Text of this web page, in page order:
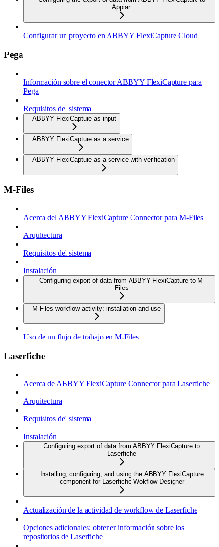
Appian
Configurar un proyecto en ABBYY FlexiCapture Cloud
Pega
Información sobre el conector ABBYY FlexiCapture para
Pega
Requisitos del sistema
ABBYY FlexiCapture as input
ABBYY FlexiCapture as a service
ABBYY FlexiCapture as a service with verification
M-Files
Acerca del ABBYY FlexiCapture Connector para M-Files
Arquitectura
Requisitos del sistema
Instalación
Configuring export of data from ABBYY FlexiCapture to M-
Files
M-Files workflow activity: installation and use
Uso de un flujo de trabajo en M-Files
Laserfiche
Acerca de ABBYY FlexiCapture Connector para Laserfiche
Arquitectura
Requisitos del sistema
Instalación
Configuring export of data from ABBYY FlexiCapture to
Laserfiche
Installing, configuring, and using the ABBYY FlexiCapture
component for Laserfiche Wokflow Designer
Actualización de la actividad de workflow de Laserfiche
Opciones adicionales: obtener información sobre los
repositorios de Laserfiche